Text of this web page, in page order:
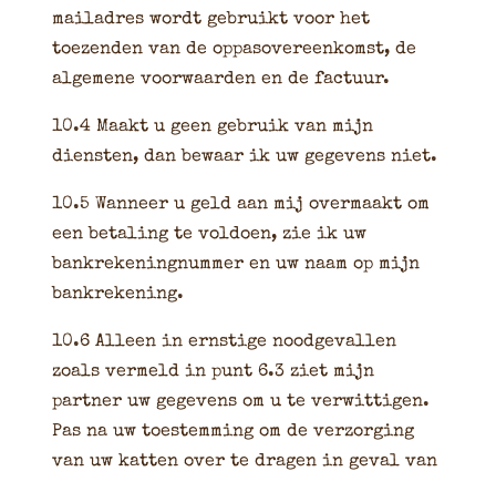
mailadres wordt gebruikt voor het
toezenden van de oppasovereenkomst, de
algemene voorwaarden en de factuur.
10.4 Maakt u geen gebruik van mijn
diensten, dan bewaar ik uw gegevens niet.
10.5 Wanneer u geld aan mij overmaakt om
een betaling te voldoen, zie ik uw
bankrekeningnummer en uw naam op mijn
bankrekening.
10.6 Alleen in ernstige noodgevallen
zoals vermeld in punt 6.3 ziet mijn
partner uw gegevens om u te verwittigen.
Pas na uw toestemming om de verzorging
van uw katten over te dragen in geval van